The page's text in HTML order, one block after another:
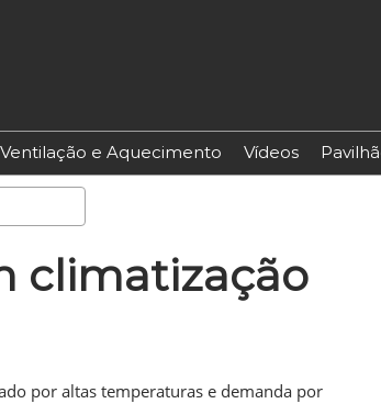
Ventilação e Aquecimento Vídeos
climatização
por altas temperaturas e demanda por